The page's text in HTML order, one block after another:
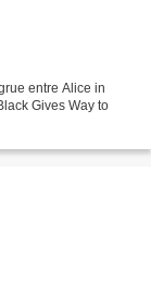
entre Alice in
Gives Way to